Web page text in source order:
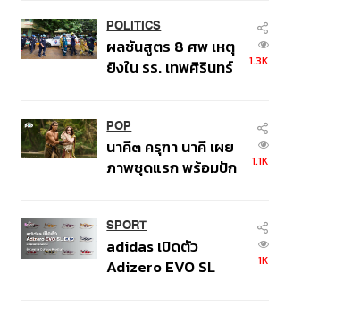
เกิดใหม่
POLITICS
ผลชันสูตร 8 ศพ เหตุ
ยิงใน รร. เทพศิรินทร์
หน้าอก’ ครูถูกยิง 4 นัด
จากระยะไกล
1.3K
POP
นาคี๓ ครุฑา นาคี เผย
ภาพชุดแรก พร้อมปัก
1.1K
SPORT
adidas เปิดตัว
Adizero EVO SL
1K